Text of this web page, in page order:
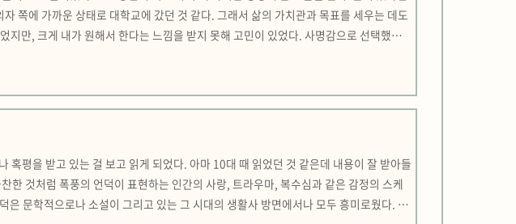
쪽에 가까운 상태로 대학교에 갔던 것 같다. 그래서 삶의 가치관과 목표를 세우는 데도
지만, 크게 내가 원해서 한다는 느낌을 받지 못해 고민이 있었다. 사명감으로 선택했던
에 의심이 들었다. 그 때 수업에서 만난 칸트와 상담실에서 만난 선생님의 말씀이 나
혹평을 받고 있는 걸 보고 읽게 되었다. 아마 10대 때 읽었던 것 같은데 내용이 잘 받아들
한 것처럼 폭풍의 언덕이 표현하는 인간의 사랑, 트라우마, 복수심과 같은 감정의 스케
문학적으로나 소설이 그리고 있는 그 시대의 생활사 방면에서나 모두 흥미로웠다. 어